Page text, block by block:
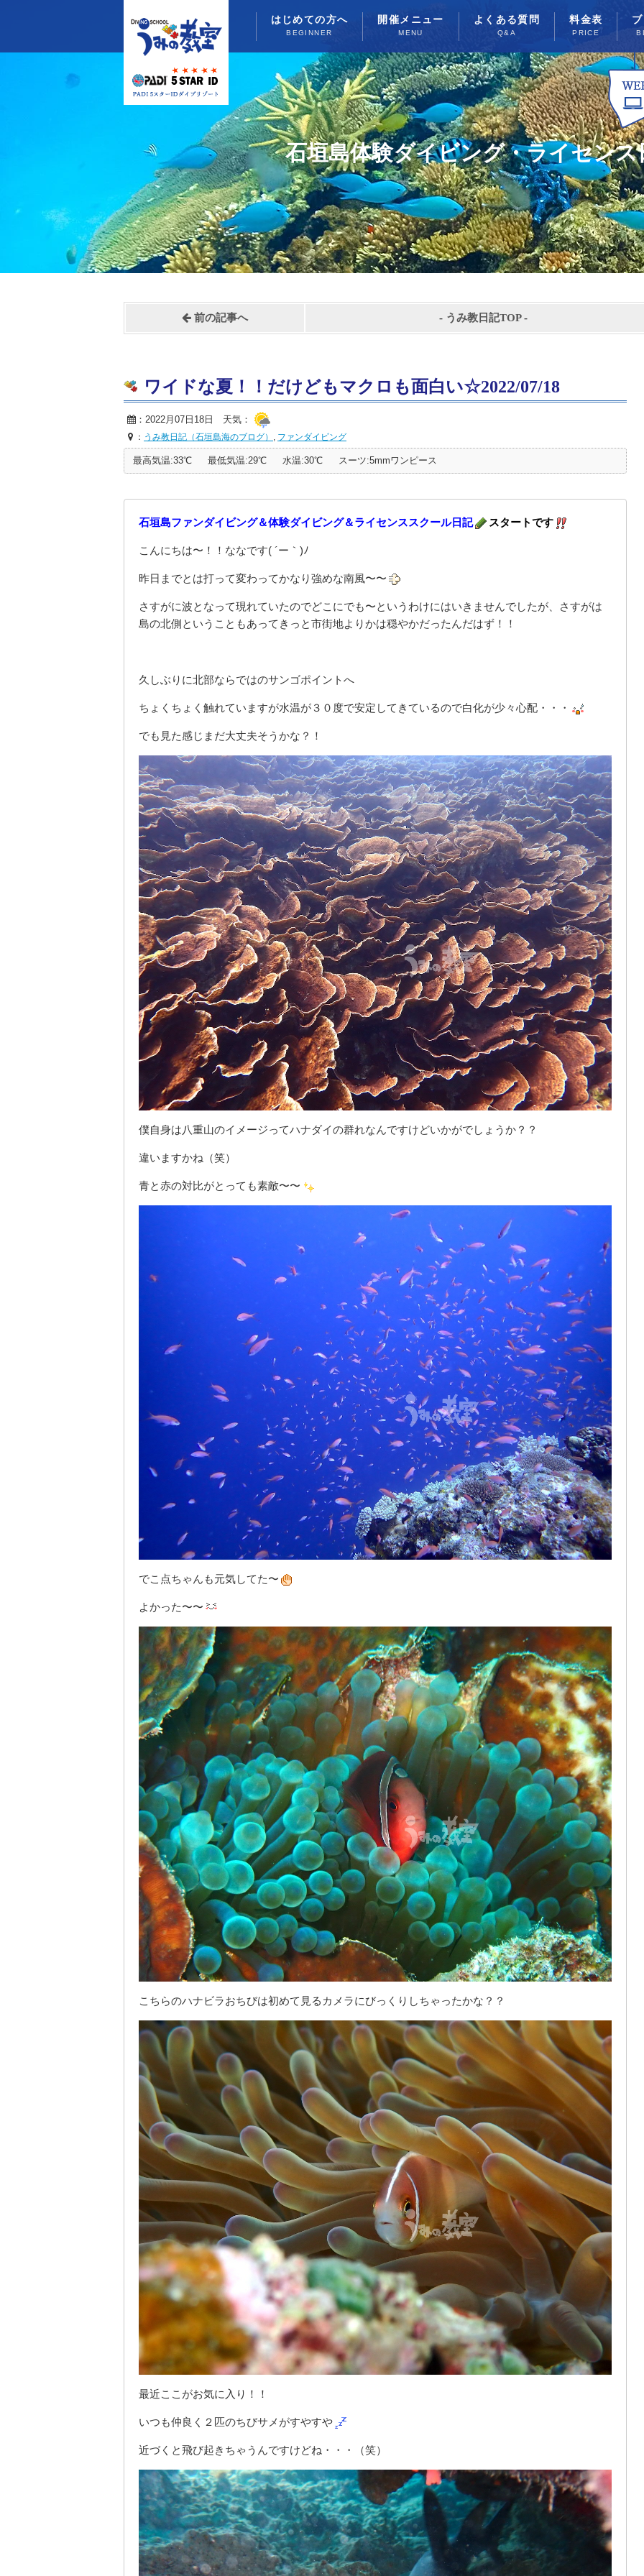
はじめての方へ
BEGINNER
開催メニュー
MENU
よくある質問
Q&A
料金表
PRICE
石垣島体験ダイビング・ライセンス
前の記事へ - うみ教日記TOP-
ワイドな夏！！だけどもマクロも面白い☆2022/07/18
：2022月07日18日 天気：
： うみ教日記（石垣島海のブログ） , ファンダイビング
最高気温:33℃ 最低気温:29℃ 水温:30℃ スーツ:5mmワンピース
石垣島ファンダイビング＆体験ダイビング＆ライセンススクール日記 スタートです
こんにちは〜！！ななです( ´ー｀)ﾉ
昨日までとは打って変わってかなり強めな南風〜〜
さすがに波となって現れていたのでどこにでも〜というわけにはいきませんでしたが、さすがは
島の北側ということもあってきっと市街地よりかは穏やかだったんだはず！！
久しぶりに北部ならではのサンゴポイントへ
ちょくちょく触れていますが水温が３０度で安定してきているので白化が少々心配・・・
でも見た感じまだ大丈夫そうかな？！
僕自身は八重山のイメージってハナダイの群れなんですけどいかがでしょうか？？
違いますかね（笑）
青と赤の対比がとっても素敵〜〜
でこ点ちゃんも元気してた〜
よかった〜〜
こちらのハナビラおちびは初めて見るカメラにびっくりしちゃったかな？？
最近ここがお気に入り！！
いつも仲良く２匹のちびサメがすやすや
近づくと飛び起きちゃうんですけどね・・・（笑）